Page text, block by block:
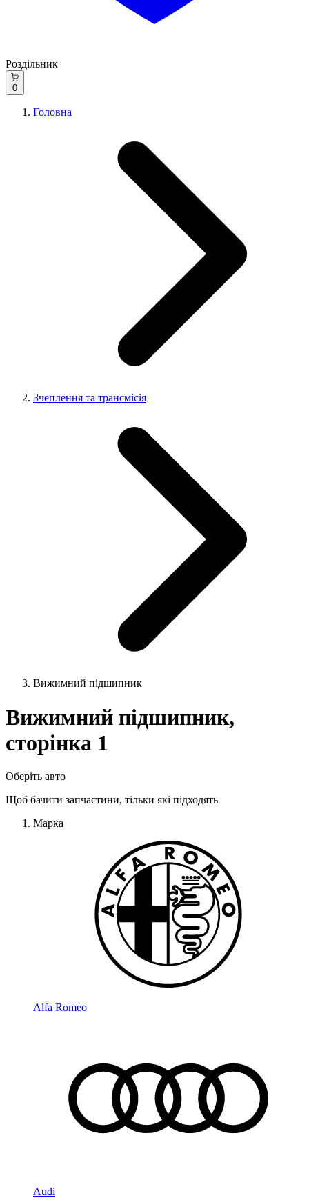
Роздільник
0
Головна
Зчеплення та трансмісія
Вижимний підшипник
Вижимний підшипник,
сторінка 1
Оберіть авто
Щоб бачити запчастини, тільки які підходять
Марка
Alfa Romeo
Audi